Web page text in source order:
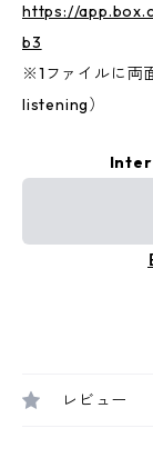
https://
b3
※1ファイルに両
listening）
レビュー